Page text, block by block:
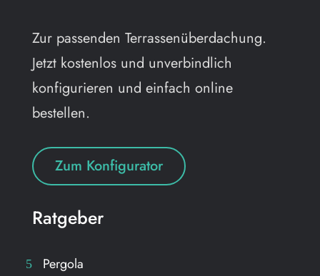
Zur passenden Terrassenüberdachung.
Jetzt kostenlos und unverbindlich
konfigurieren und einfach online
bestellen.
Zum Konfigurator
Ratgeber
Pergola